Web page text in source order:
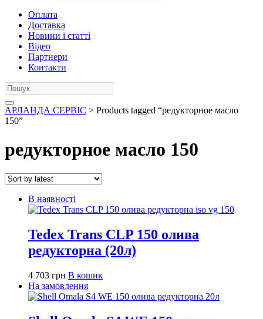
Оплата
Доставка
Новини і статті
Відео
Партнери
Контакти
АРЛАНДА СЕРВІС > Products tagged “редукторное масло
150”
редукторное масло 150
В наявності
Tedex Trans CLP 150 олива
редукторна (20л)
4 703 грн В кошик
На замовлення